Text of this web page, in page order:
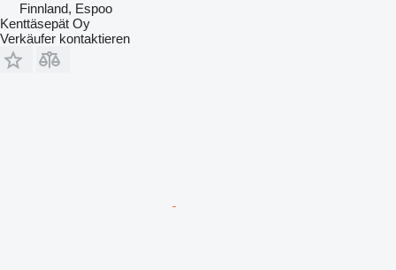
Finnland, Espoo
Kenttäsepät Oy
Verkäufer kontaktieren